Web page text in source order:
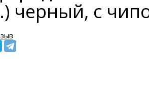
черный, с